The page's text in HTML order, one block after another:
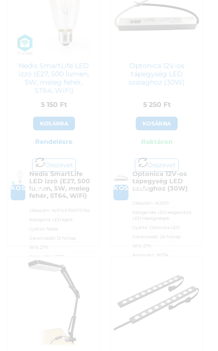
Nedis SmartLife LED
izzó (E27, 500 lumen,
5W, meleg fehér,
ST64, WiFi)
5 150 Ft
KOSÁRBA
Rendelésre
Összevet
KOSÁRBA
Nedis SmartLife
LED izzó (E27, 500
lumen, 5W, meleg
fehér, ST64, WiFi)
Cikkszám: WIFILF10WTST64
Kategória: LED égők
Gyártó: Nedis
Garanciaidő: 12 hónap
ÁFA:
27%
Azonosító:
45721
Optonica 12V-os
tápegység LED
szalaghoz (30W)
5 250 Ft
KOSÁRBA
Raktáron
Összevet
KOSÁRBA
Optonica 12V-os
tápegység LED
szalaghoz (30W)
Cikkszám: AC6110
Kategóriák: LED kiegészítők
LED tápegységek
Gyártó: Optonica LED
Garanciaidő:
24 hónap
ÁFA: 27%
Azonosító:
36774